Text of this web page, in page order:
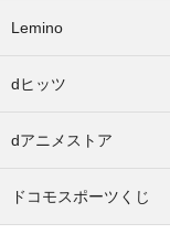
Lemino
dヒッツ
dアニメストア
ドコモスポーツくじ